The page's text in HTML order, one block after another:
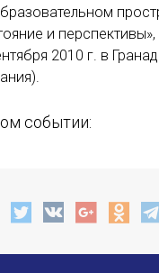
МАПРЯЛ
С. Пушкина
и перспективы»,
2010 г. в
событии: